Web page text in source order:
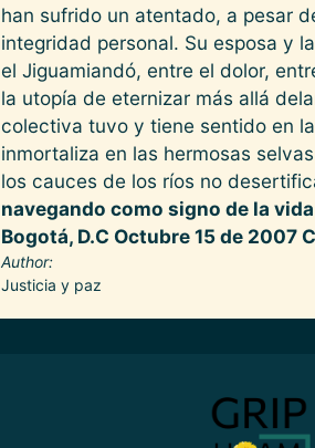
han sufrido un atentado, a pesar
integridad personal. Su esposa y
el Jiguamiandó, entre el dolor,
la utopía de eternizar más allá
colectiva tuvo y tiene sentido en
inmortaliza en las hermosas
los cauces de los ríos no
navegando como signo de la
Bogotá, D.C Octubre 15 de 2007
Author
Justicia y paz
Imagen